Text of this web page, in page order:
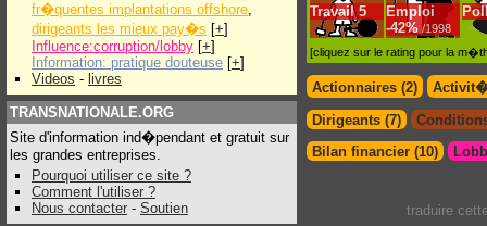
fr�quentes implantations offshore,
dirigeants les mieux pay�s [+]
Influence:corruption/lobby [+]
Information: pratique douteuse [+]
Videos - livres
TRANSNATIONALE.ORG
Site d'information ind�pendant et gratuit sur
les grandes entreprises.
Pourquoi utiliser ce site ?
Comment l'utiliser ?
Nous contacter - Soutien
Travail 5
Emploi
-42% /1998
[cliquez sur le rating pour la
Actionnaires (2)
Dirigeants (7)
Bilan financier (10)
traduire